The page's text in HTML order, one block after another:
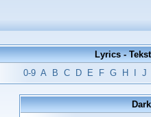
Lyrics -
0-9 A B C D E F G H J